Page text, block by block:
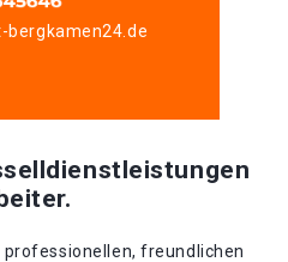
bergkamen24.de
freundlichen